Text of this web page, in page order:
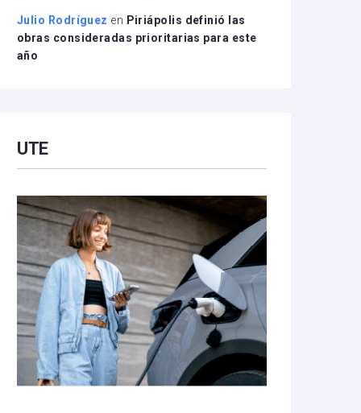
Julio Rodríguez en Piriápolis definió las
obras consideradas prioritarias para este
año
UTE